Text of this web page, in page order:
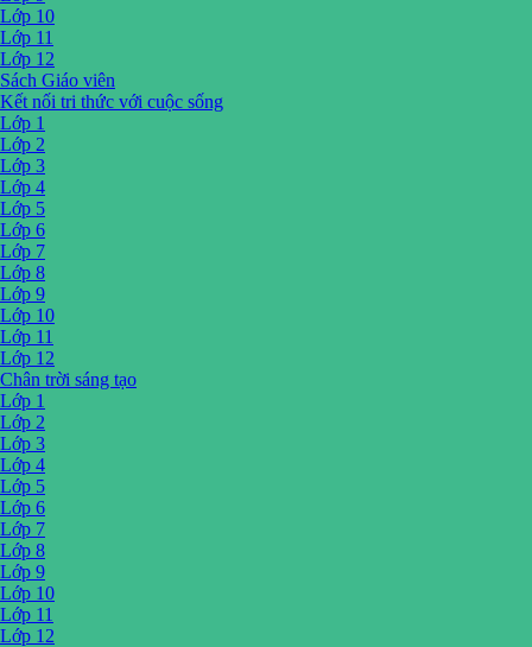
Lớp 10
Lớp 11
Lớp 12
Sách Giáo viên
Kết nối tri thức với cuộc sống
Lớp 1
Lớp 2
Lớp 3
Lớp 4
Lớp 5
Lớp 6
Lớp 7
Lớp 8
Lớp 9
Lớp 10
Lớp 11
Lớp 12
Chân trời sáng tạo
Lớp 1
Lớp 2
Lớp 3
Lớp 4
Lớp 5
Lớp 6
Lớp 7
Lớp 8
Lớp 9
Lớp 10
Lớp 11
Lớp 12